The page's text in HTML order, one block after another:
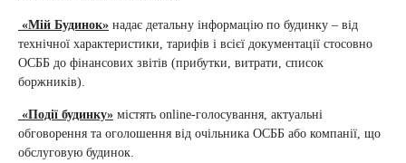
«Мій Будинок» надає детальну інформацію по будинку – від
технічної характеристики, тарифів і всієї документації стосовно
ОСББ до фінансових звітів (прибутки, витрати, список
боржників).
«Події будинку» містять online-голосування, актуальні
обговорення та оголошення від очільника ОСББ або компанії, що
обслуговую будинок.